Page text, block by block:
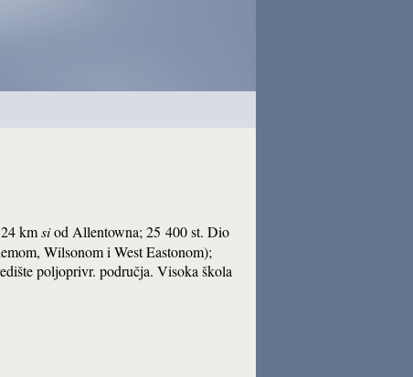
kmsiod Allentowna; 25 400 st. Dio
Wilsonom i West Eastonom);
poljoprivr. područja. Visoka škola